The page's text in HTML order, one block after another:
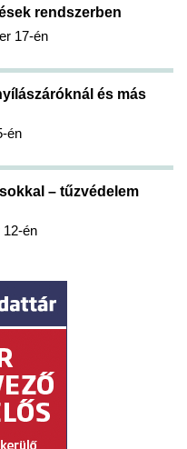
rendszerben
17-én
és más
én
– tűzvédelem
12-én